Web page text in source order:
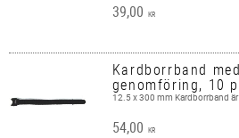
39,00 KR
Kardborrband
genomföring, 10
12.5 x 300 mm Kardborrband
54,00 KR